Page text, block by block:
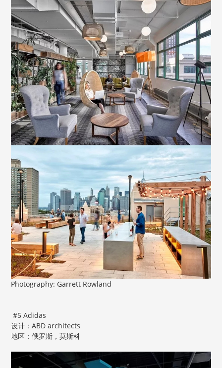
Photography: Garrett Rowland
#5 Adidas
设计：ABD architects
地区：俄罗斯，莫斯科